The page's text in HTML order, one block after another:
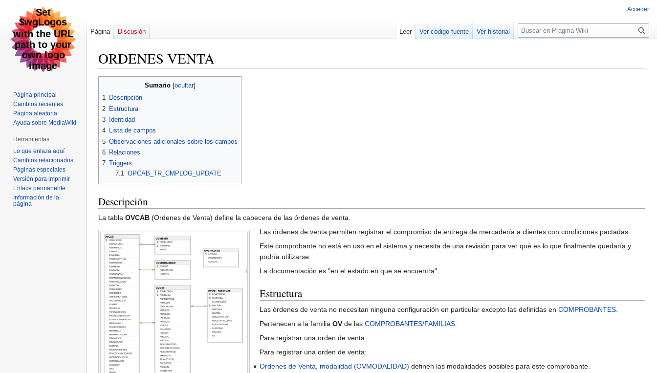
ORDENES VENTA
navegación
búsqueda
Sumario
1 Descripción
2 Estructura
3
Identidad
4 Lista de campos
5 Observaciones adicionales sobre los campos
6 Relaciones
7 Triggers
7.1 OPCAB_TR_CMPLOG_UPDATE
Descripción
La tabla OVCAB (Ordenes de Venta) define la cabecera de las órdenes de venta.
Las órdenes de venta permiten registrar el compromiso de entrega de mercadería a clientes con condiciones pactadas.
Este comprobante no está en uso en el sistema y necesita de una revisión para ver qué es lo que finalmente quedaría y
podría utilizarse.
La documentación es "en el estado en que se encuentra".
Estructura
Las órdenes de venta no necesitan ninguna configuración en particular excepto las definidas en COMPROBANTES.
Pertenecen a la familia OVde las COMPROBANTES/FAMILIAS.
Para registrar una orden de venta:
Para registrar una orden de venta:
Ordenes de Venta, modalidad (OVMODALIDAD) definen las modalidades posibles para este comprobante.
Acceder
Página Discusión Leer Ver código fuente Ver historial
Buscar
Página principal
Cambios recientes
Página aleatoria
Ayuda sobre MediaWiki
Herramientas
Lo que enlaza aquí
Cambios relacionados
Páginas especiales
Versión para imprimir
Enlace permanente
Información de la
página